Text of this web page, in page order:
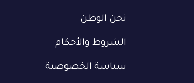
نحن الوطن
الشروط والأحكام
سياسة الخصوصية